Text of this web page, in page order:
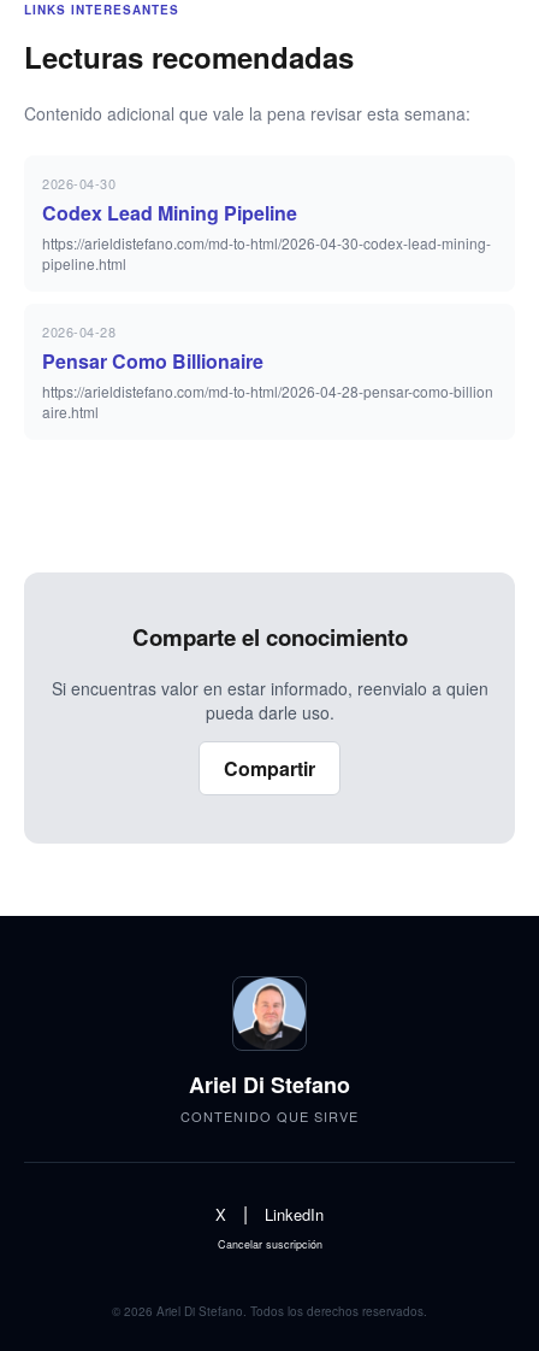
LINKS INTERESANTES
Lecturas recomendadas
Contenido adicional que vale la pena revisar esta semana:
2026-04-30
Codex Lead Mining Pipeline
https://arieldistefano.com/md-to-html/2026-04-30-codex-lead-mining-
pipeline.html
2026-04-28
Pensar Como Billionaire
https://arieldistefano.com/md-to-html/2026-04-28-pensar-como-billion
aire.html
Comparte el conocimiento
Si encuentras valor en estar informado, reenvialo a quien
pueda darle uso.
Compartir
Ariel Di Stefano
CONTENIDO QUE SIRVE
X | LinkedIn
Cancelar suscripción
© 2026 Ariel Di Stefano. Todos los derechos reservados.